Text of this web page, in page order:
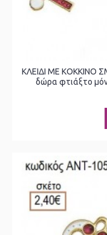
ΚΛΕΙΔΙ ΜΕ ΚΟΚΚΙΝΟ
δώρα φτιάξτο